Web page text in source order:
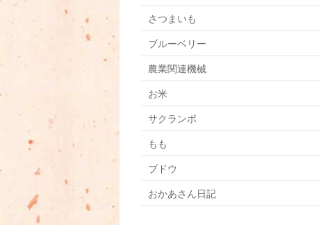
さつまいも
ブルーベリー
農業関連機械
お米
サクランボ
もも
ブドウ
おかあさん日記